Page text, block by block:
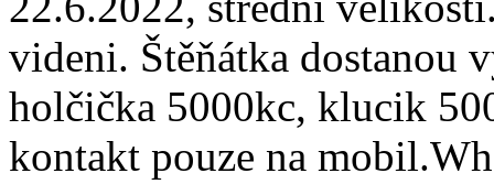
videni. Štěňátka dostanou
holčička 5000kc, klucik
kontakt pouze na